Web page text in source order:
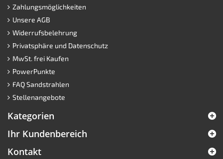
Zahlungsmöglichkeiten
Unsere AGB
Widerrufsbelehrung
Privatsphäre und Datenschutz
MwSt. frei Kaufen
PowerPunkte
FAQ Sandstrahlen
Stellenangebote
Kategorien
Ihr Kundenbereich
Kontakt